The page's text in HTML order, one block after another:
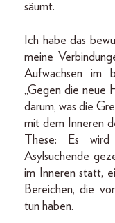
säumt.
Ich habe das
meine
Aufwachsen im
„Gegen die neue
darum, was die
mit dem Inneren
These: Es
Asylsuchende
im Inneren statt,
Bereichen, die
tun haben.